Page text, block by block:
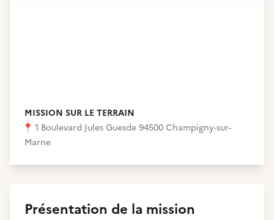
MISSION SUR LE TERRAIN
📍 1 Boulevard Jules Guesde 94500 Champigny-sur-
Marne
Présentation de la mission